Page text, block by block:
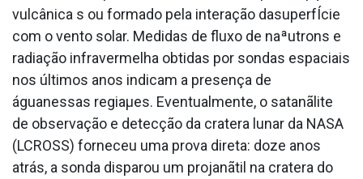
vulcânica s ou formado pela interação dasuperfÍcie
com o vento solar. Medidas de fluxo de naªutrons e
radiação infravermelha obtidas por sondas espaciais
nos últimos anos indicam a presença de
águanessas regiaµes. Eventualmente, o satanãlite
de observação e detecção da cratera lunar da NASA
(LCROSS) forneceu uma prova direta: doze anos
atrás, a sonda disparou um projanãtil na cratera do